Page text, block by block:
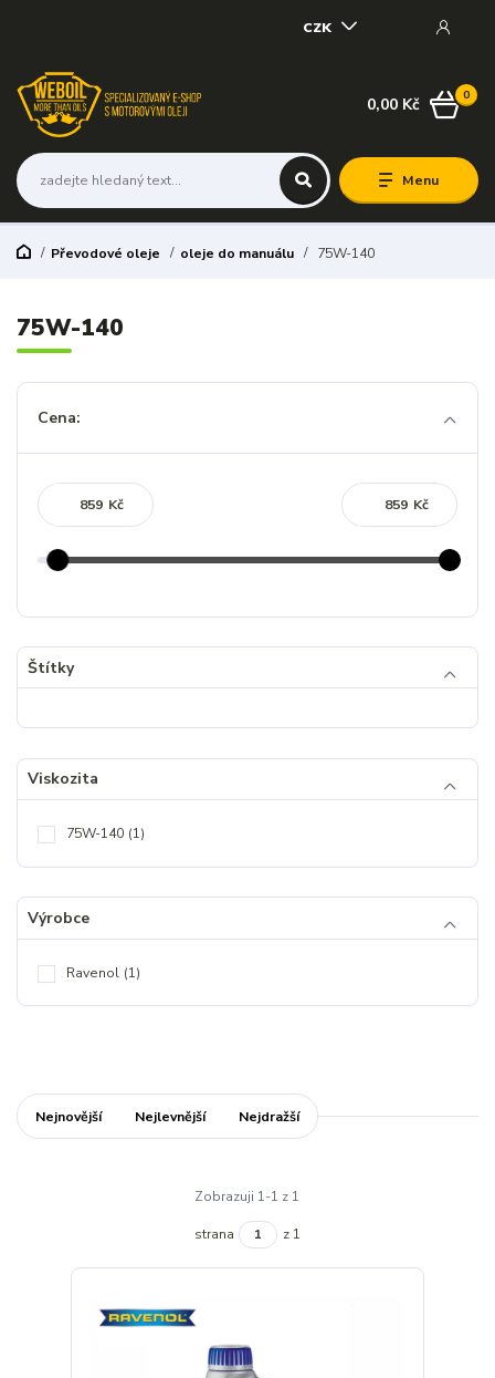
Menu
CZK
0
0,00 Kč
Převodové oleje oleje do manuálu 75W-140
75W-140
Cena:
Kč Kč
Štítky
Viskozita
75W-140 (1)
Výrobce
Ravenol (1)
Nejnovější Nejlevnější Nejdražší
Zobrazuji 1-1 z 1
strana z 1